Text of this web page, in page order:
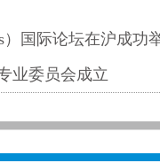
国际论坛在沪成功
业委员会成立